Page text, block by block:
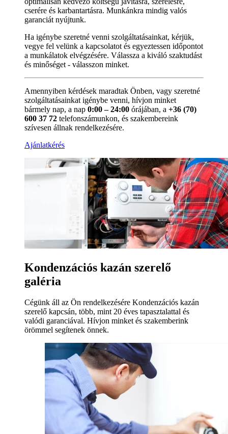
cserére és karbantartásra. Munkánkra mindig valós
garanciát nyújtunk.
Ha igénybe szeretné venni szolgáltatásainkat, kérjük,
vegye fel velünk a kapcsolatot és egyeztessen időpontot
a munkálatok elvégzésére. Válassza a kiváló szaktudást
és minőséget - válasszon minket.
Amennyiben kérdések maradtak Önben, vagy szeretné
szolgáltatásainkat igénybe venni, hívjon minket
bármely nap, a nap 0:00 – 24:00 órájában, a +36 (70)
600 37 72 telefonszámunkon, és szakembereink
szívesen állnak rendelkezésére.
Ajánlatkérés
Kondenzációs kazán szerelő
galéria
Cégünk áll az Ön rendelkezésére Kondenzációs kazán
szerelő kapcsán, több, mint 20 éves tapasztalattal és
valódi garanciával. Hívjon minket és szakemberink
örömmel segítenek önnek.